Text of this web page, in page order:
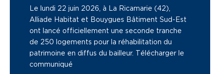
Le lundi 22 juin 2026, à La Ricamarie (42),
Alliade Habitat et Bouygues Bâtiment Sud-Est
ont lancé officiellement une seconde tranche
de 250 logements pour la réhabilitation du
patrimoine en diffus du bailleur. Télécharger le
communiqué